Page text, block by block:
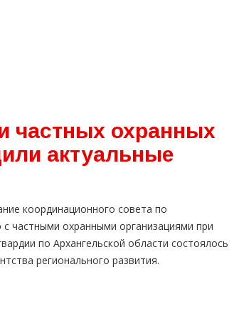
частных охранных
актуальные
координационного совета по
частными охранными организациями при
по Архангельской области состоялось
регионального развития.